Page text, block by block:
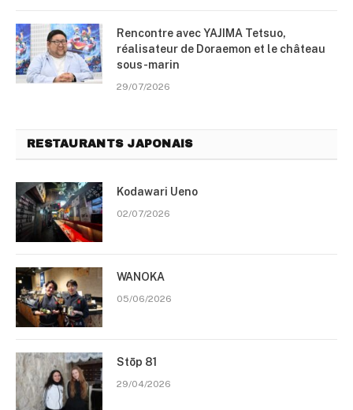
Rencontre avec YAJIMA Tetsuo,
réalisateur de Doraemon et le château
sous-marin
29/07/2026
RESTAURANTS JAPONAIS
Kodawari Ueno
02/07/2026
WANOKA
05/06/2026
Stōp 81
29/04/2026